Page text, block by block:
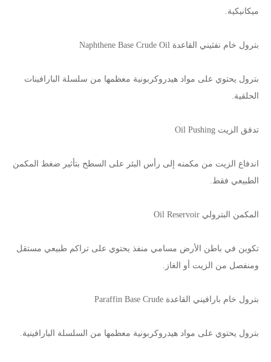
ميكانيكية.
بترول خام نفثيني القاعدة Naphthene Base Crude Oil
بترول يحتوي على مواد هيدروكربونية معظمها من سلسلة البارافينات
الحلقية.
تدفق الزيت Oil Pushing
اندفاع الزيت من مكمنه إلى رأس البئر على السطح بتأثير ضغط المكمن
الطبيعي فقط.
المكمن البترولي Oil Reservoir
تكوين في باطن الأرض مسامي منفذ يحتوي على تراكم طبيعي مستقل
ومنفصل من الزيت أو الغاز.
بترول خام بارافيني القاعدة Paraffin Base Crude
بترول يحتوي على مواد هيدروكربونية معظمها من السلسلة البارافينية.